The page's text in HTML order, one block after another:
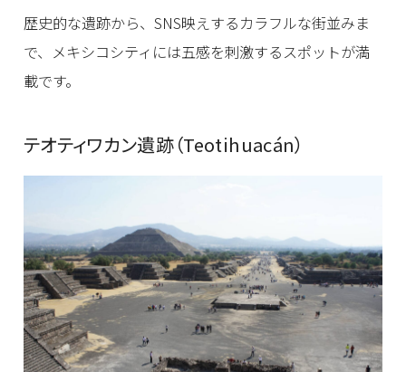
歴史的な遺跡から、SNS映えするカラフルな街並みま
で、メキシコシティには五感を刺激するスポットが満
載です。
テオティワカン遺跡（Teotihuacán）